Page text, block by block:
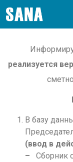
реализуется
В базу
(ввод в
– Сборник